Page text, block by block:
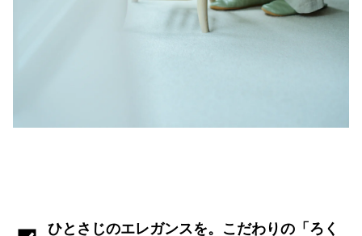
ひとさじのエレガンスを。こだわりの「ろく